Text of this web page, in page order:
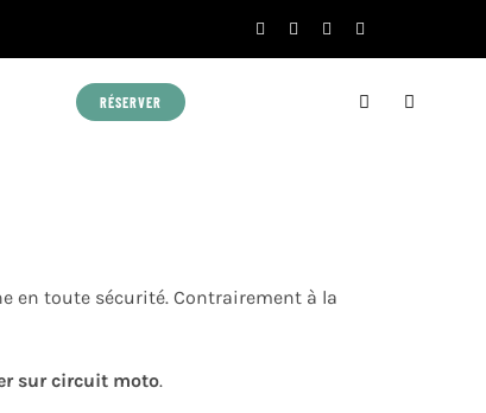
RÉSERVER
en toute sécurité. Contrairement à la
sur circuit moto.